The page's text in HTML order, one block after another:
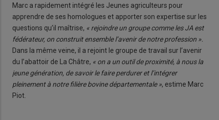
Marc a rapidement intégré les Jeunes agriculteurs pour
apprendre de ses homologues et apporter son expertise sur les
questions qu’il maîtrise, « rejoindre un groupe comme les JA est
fédérateur, on construit ensemble l’avenir de notre profession ».
Dans la même veine, il a rejoint le groupe de travail sur l’avenir
du l’abattoir de La Châtre, « on a un outil de proximité, à nous la
jeune génération, de savoir le faire perdurer et l’intégrer
pleinement à notre filière bovine départementale », estime Marc
Piot.